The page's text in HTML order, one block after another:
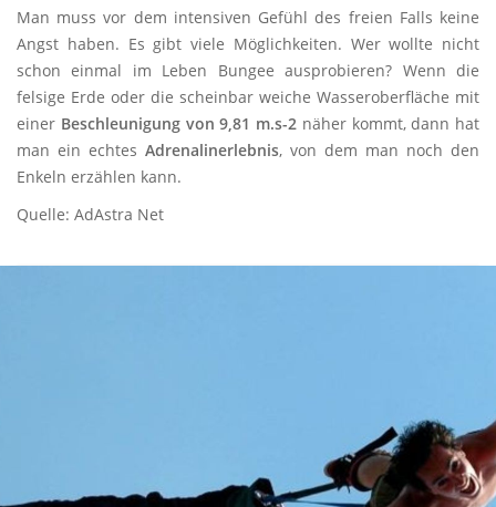
Man muss vor dem intensiven Gefühl des freien Falls keine
Angst haben. Es gibt viele Möglichkeiten. Wer wollte nicht
schon einmal im Leben Bungee ausprobieren? Wenn die
felsige Erde oder die scheinbar weiche Wasseroberfläche mit
einer Beschleunigung von 9,81 m.s-2 näher kommt, dann hat
man ein echtes Adrenalinerlebnis, von dem man noch den
Enkeln erzählen kann.
Quelle: AdAstra Net